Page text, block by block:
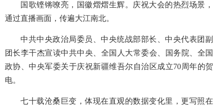
国歌铿锵嘹亮，国徽熠熠生辉。庆祝大会的热烈场景，
通过直播画面，传遍大江南北。
中共中央政治局委员、中央统战部部长、中央代表团副
团长李干杰宣读中共中央、全国人大常委会、国务院、全国
政协、中央军委关于庆祝新疆维吾尔自治区成立70周年的贺
电。
七十载沧桑巨变，体现在直观的数据变化里，更写照在